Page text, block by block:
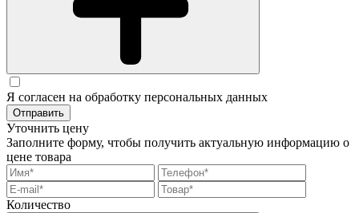
Я согласен на обработку персональных данных
Отправить
Уточнить цену
Заполните форму, чтобы получить актуальную информацию о
цене товара
Количество